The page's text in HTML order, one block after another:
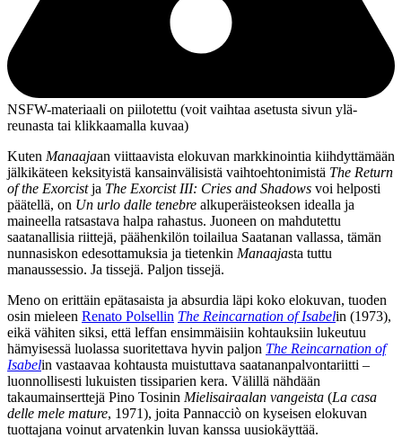
NSFW-materiaali on piilotettu (voit vaihtaa asetusta sivun ylä­
reunasta tai klikkaamalla kuvaa)
Kuten Manaajaan viittaavista elokuvan markkinointia kiihdyttämään
jälkikäteen keksityistä kansainvälisistä vaihtoehtonimistä The Return
of the Exorcistja The Exorcist III: Cries and Shadows voi helposti
päätellä, on Un urlo dalle tenebre alkuperäisteoksen idealla ja
maineella ratsastava halpa rahastus. Juoneen on mahdutettu
saatanallisia riittejä, päähenkilön toilailua Saatanan vallassa, tämän
nunnasiskon edesottamuksia ja tietenkin Manaajasta tuttu
manaussessio. Ja tissejä. Paljon tissejä.
Meno on erittäin epätasaista ja absurdia läpi koko elokuvan, tuoden
osin mieleen Renato Polsellin The Reincarnation of Isabelin (1973),
eikä vähiten siksi, että leffan ensimmäisiin kohtauksiin lukeutuu
hämyisessä luolassa suoritettava hyvin paljon The Reincarnation of
Isabelin vastaavaa kohtausta muistuttava saatananpalvontariitti –
luonnollisesti lukuisten tissiparien kera. Välillä nähdään
takaumainserttejä Pino Tosinin Mielisairaalan vangeista (La casa
delle mele mature, 1971), joita Pannacciò on kyseisen elokuvan
tuottajana voinut arvatenkin luvan kanssa uusiokäyttää.